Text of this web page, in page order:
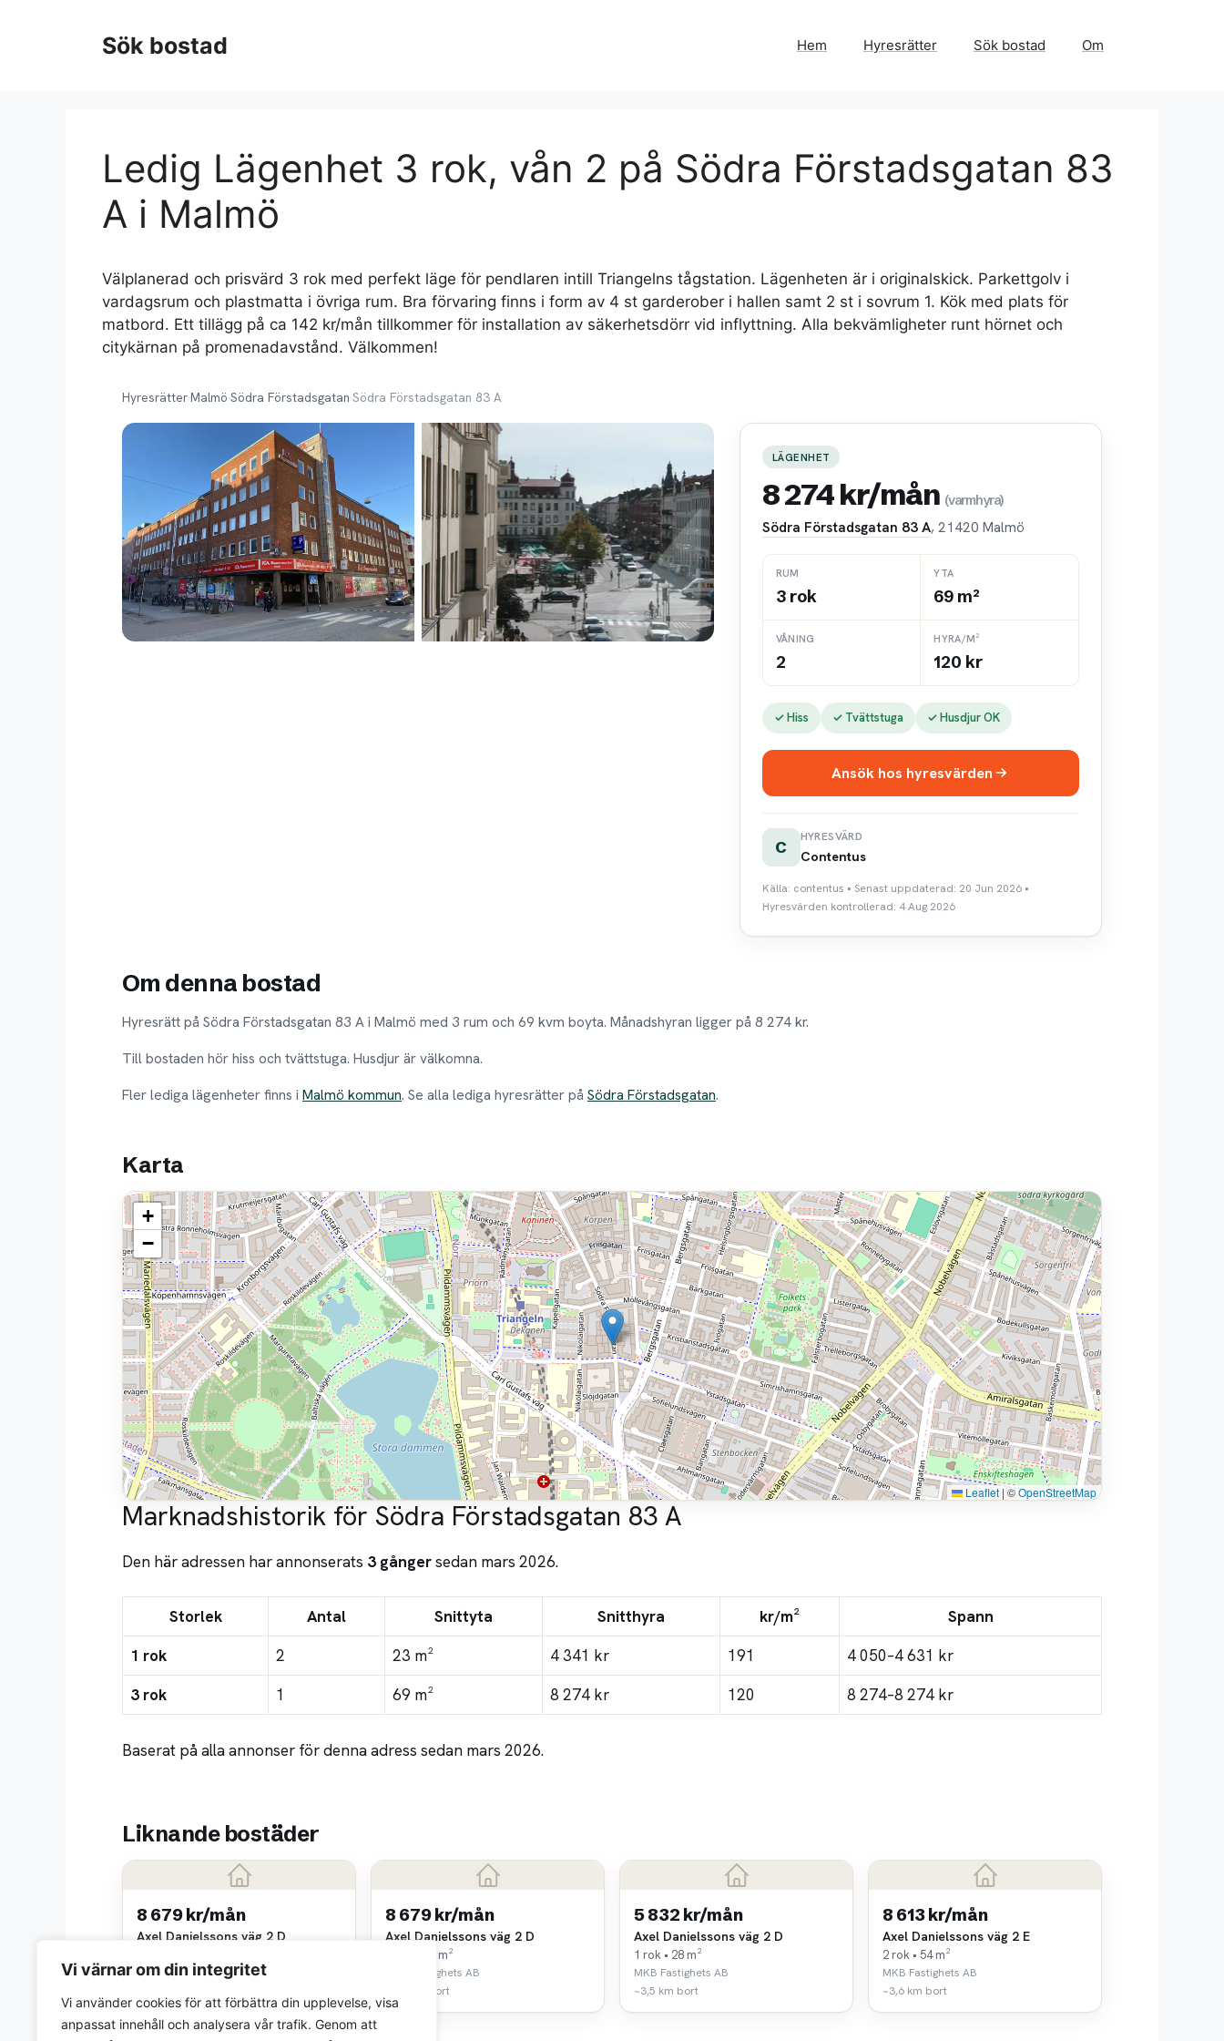
Vi värnar om din integritet
Vi använder cookies för att förbättra din upplevelse, visa
anpassat innehåll och analysera vår trafik. Genom att
Sök bostad Hem Hyresrätter Sök bostad Om
Ledig Lägenhet 3 rok, vån 2 på Södra Förstadsgatan 83
A i Malmö
Välplanerad och prisvärd 3 rok med perfekt läge för pendlaren intill Triangelns tågstation. Lägenheten är i originalskick. Parkettgolv i
vardagsrum och plastmatta i övriga rum. Bra förvaring finns i form av 4 st garderober i hallen samt 2 st i sovrum 1. Kök med plats för
matbord. Ett tillägg på ca 142 kr/mån tillkommer för installation av säkerhetsdörr vid inflyttning. Alla bekvämligheter runt hörnet och
citykärnan på promenadavstånd. Välkommen!
Hyresrätter›Malmö›Södra Förstadsgatan›Södra Förstadsgatan 83 A
LÄGENHET
8 274 kr/mån (varmhyra)
Södra Förstadsgatan 83 A, 21420 Malmö
RUM
3 rok
YTA
69 m²
VÅNING
2
HYRA/M²
120 kr
✓ Hiss ✓ Tvättstuga ✓ Husdjur OK
Ansök hos hyresvärden
C
HYRESVÄRD
Contentus
Källa: contentus • Senast uppdaterad: 20 Jun 2026 •
Hyresvärden kontrollerad: 4 Aug 2026
Om denna bostad
Hyresrätt på Södra Förstadsgatan 83 A i Malmö med 3 rum och 69 kvm boyta. Månadshyran ligger på 8 274 kr.
Till bostaden hör hiss och tvättstuga. Husdjur är välkomna.
Fler lediga lägenheter finns i Malmö kommun. Se alla lediga hyresrätter på Södra Förstadsgatan.
Karta
+
−
Leaflet |©OpenStreetMap
Marknadshistorik för Södra Förstadsgatan 83 A
Den här adressen har annonserats 3 gångersedan mars 2026.
Storlek Antal Snittyta Snitthyra kr/m²
Spann
1 rok
2 23 m² 4 341 kr 191
4 050–4 631 kr
3 rok
1 69 m² 8 274 kr 120 8 274–8 274 kr
Baserat på alla annonser för denna adress sedan mars 2026.
Liknande bostäder
8 679 kr/mån
Axel Danielssons väg 2 D
MKB Fastighets AB
8 679 kr/mån
Axel Danielssons väg 2 D
2 rok • 54 m²
MKB Fastighets AB
~3,5 km bort
5 832 kr/mån
Axel Danielssons väg 2 D
1 rok • 28 m²
MKB Fastighets AB
~3,5 km bort
8 613 kr/mån
Axel Danielssons väg 2 E
2 rok • 54 m²
MKB Fastighets AB
~3,6 km bort